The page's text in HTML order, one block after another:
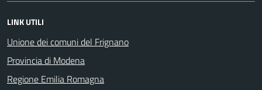
LINK UTILI
Unione dei comuni del Frignano
Provincia di Modena
Regione Emilia Romagna